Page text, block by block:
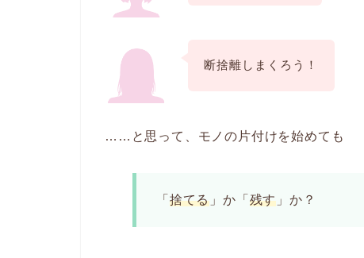
断捨離しまくろう！
……と思って、モノの片付けを始めても
「 捨てる 」か「 残す 」か？